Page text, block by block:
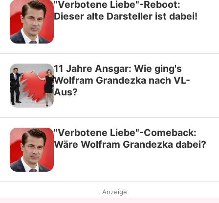
"Verbotene Liebe"-Reboot:
Dieser alte Darsteller ist dabei!
11 Jahre Ansgar: Wie ging's
Wolfram Grandezka nach VL-
Aus?
"Verbotene Liebe"-Comeback:
Wäre Wolfram Grandezka dabei?
Anzeige